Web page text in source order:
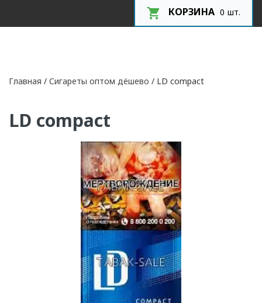
КОРЗИНА 0 шт.
Главная / Сигареты оптом дёшево / LD compact
LD compact